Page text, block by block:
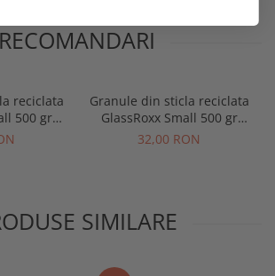
RECOMANDARI
reciclata
500 gr
Granule din sticla reciclata
GlassRoxx Small 500 gr
Leafy Green
32,00 RON
SIMILARE